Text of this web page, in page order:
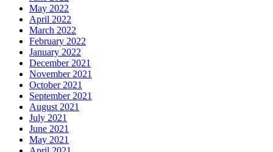
May 2022
April 2022
March 2022
February 2022
January 2022
December 2021
November 2021
October 2021
September 2021
August 2021
July 2021
June 2021
May 2021